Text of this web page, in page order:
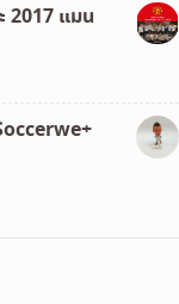
2017 แมน